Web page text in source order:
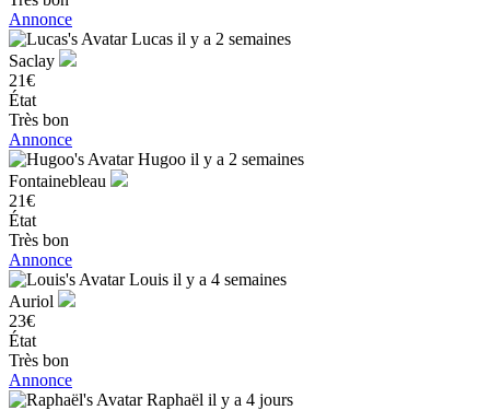
Annonce
Lucas il y a 2 semaines
Saclay
21€
État
Très bon
Annonce
Hugoo il y a 2 semaines
Fontainebleau
21€
État
Très bon
Annonce
Louis il y a 4 semaines
Auriol
23€
État
Très bon
Annonce
Raphaël il y a 4 jours